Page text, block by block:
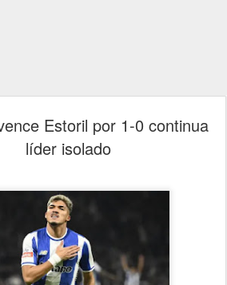
Estoril por 1-0 continua
líder isolado